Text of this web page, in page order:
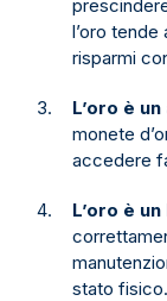
l’oro
risparmi
L’oro è
monete
accedere
L’oro è
stato